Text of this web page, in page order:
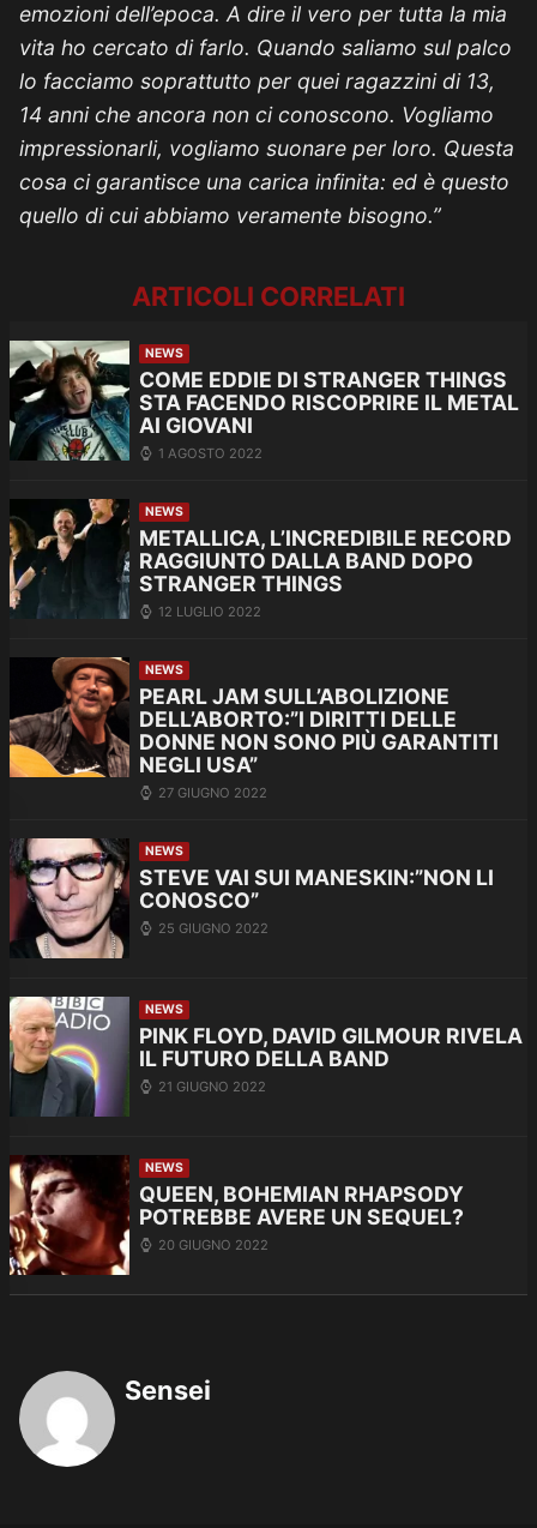
emozioni dell’epoca. A dire il vero per tutta la mia
vita ho cercato di farlo. Quando saliamo sul palco
lo facciamo soprattutto per quei ragazzini di 13,
14 anni che ancora non ci conoscono. Vogliamo
impressionarli, vogliamo suonare per loro. Questa
cosa ci garantisce una carica infinita: ed è questo
quello di cui abbiamo veramente bisogno.”
ARTICOLI CORRELATI
NEWS
COME EDDIE DI STRANGER THINGS
STA FACENDO RISCOPRIRE IL METAL
AI GIOVANI
1 AGOSTO 2022
NEWS
METALLICA, L’INCREDIBILE RECORD
RAGGIUNTO DALLA BAND DOPO
STRANGER THINGS
12 LUGLIO 2022
NEWS
PEARL JAM SULL’ABOLIZIONE
DELL’ABORTO:”I DIRITTI DELLE
DONNE NON SONO PIÙ GARANTITI
NEGLI USA”
27 GIUGNO 2022
NEWS
STEVE VAI SUI MANESKIN:”NON LI
CONOSCO”
25 GIUGNO 2022
NEWS
PINK FLOYD, DAVID GILMOUR RIVELA
IL FUTURO DELLA BAND
21 GIUGNO 2022
NEWS
QUEEN, BOHEMIAN RHAPSODY
POTREBBE AVERE UN SEQUEL?
20 GIUGNO 2022
Sensei